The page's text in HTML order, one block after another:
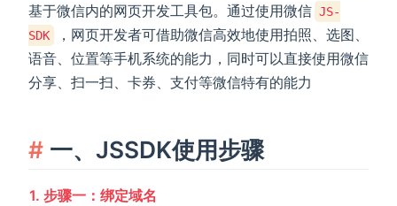
基于微信内的网页开发工具包。通过使用微信 JS-
SDK
，网页开发者可借助微信高效地使用拍照、选图、
语音、位置等手机系统的能力，同时可以直接使用微信
分享、扫一扫、卡券、支付等微信特有的能力
一、JSSDK使用步骤
1. 步骤一：绑定域名